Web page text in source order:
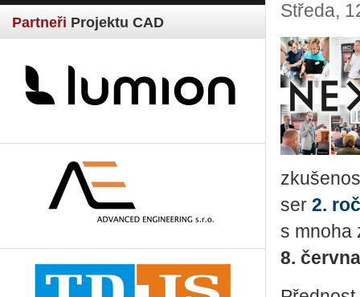
Partneři Projektu CAD
Středa,
ser 2.
s mnoha
8.